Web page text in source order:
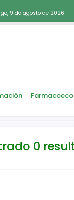
9 de agosto de 2026
0